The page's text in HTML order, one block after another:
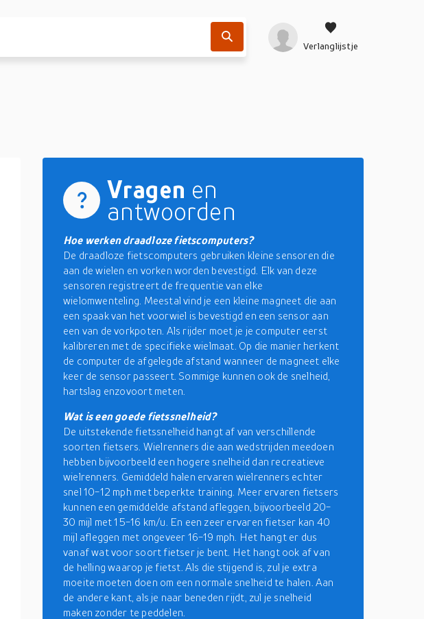
Verlanglijstje
Vragen en
antwoorden
Hoe werken draadloze fietscomputers?
De draadloze fietscomputers gebruiken kleine sensoren die
aan de wielen en vorken worden bevestigd. Elk van deze
sensoren registreert de frequentie van elke
wielomwenteling. Meestal vind je een kleine magneet die aan
een spaak van het voorwiel is bevestigd en een sensor aan
een van de vorkpoten. Als rijder moet je je computer eerst
kalibreren met de specifieke wielmaat. Op die manier herkent
de computer de afgelegde afstand wanneer de magneet elke
keer de sensor passeert. Sommige kunnen ook de snelheid,
hartslag enzovoort meten.
Wat is een goede fietssnelheid?
De uitstekende fietssnelheid hangt af van verschillende
soorten fietsers. Wielrenners die aan wedstrijden meedoen
hebben bijvoorbeeld een hogere snelheid dan recreatieve
wielrenners. Gemiddeld halen ervaren wielrenners echter
snel 10-12 mph met beperkte training. Meer ervaren fietsers
kunnen een gemiddelde afstand afleggen, bijvoorbeeld 20-
30 mijl met 15-16 km/u. En een zeer ervaren fietser kan 40
mijl afleggen met ongeveer 16-19 mph. Het hangt er dus
vanaf wat voor soort fietser je bent. Het hangt ook af van
de helling waarop je fietst. Als die stijgend is, zul je extra
moeite moeten doen om een normale snelheid te halen. Aan
de andere kant, als je naar beneden rijdt, zul je snelheid
maken zonder te peddelen.